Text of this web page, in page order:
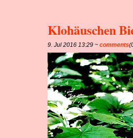
Klohäuschen
9. Jul 2016 13:29 ~comments